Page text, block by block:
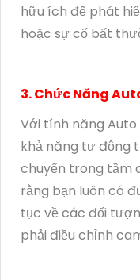
hữu ích để phát
hoặc sự cố bất
3. Chức Năng
Với tính năng
khả năng tự động
chuyển trong tầm
rằng bạn luôn có
tục về các đối
phải điều chỉnh